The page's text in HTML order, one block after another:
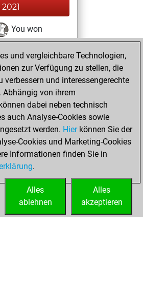
2021
You won
Fritz
Fritz
You achieved a
of 7
Elo of 1614
25,
You created
Fritz account
und vergleichbare Technologien,
zur Verfügung zu stellen, die
verbessern und interessengerechte
Abhängig von ihrem
dabei neben technisch
auch Analyse-Cookies sowie
werden. Hierkönnen Sie der
Cookies und Marketing-Cookies
Informationen finden Sie in
.
Alles
akzeptieren
Alles
ablehnen